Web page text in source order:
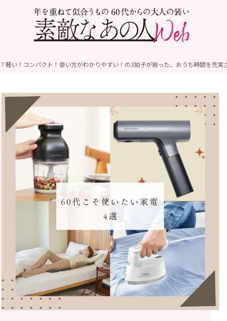
軽い！コンパクト！使い方がわかりやすい！の3拍子が揃った、おうち時間を充実